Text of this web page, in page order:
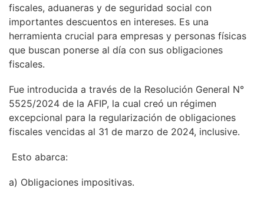
fiscales, aduaneras y de seguridad social con
importantes descuentos en intereses. Es una
herramienta crucial para empresas y personas físicas
que buscan ponerse al día con sus obligaciones
fiscales.
Fue introducida a través de la Resolución General N°
5525/2024 de la AFIP, la cual creó un régimen
excepcional para la regularización de obligaciones
fiscales vencidas al 31 de marzo de 2024, inclusive.
Esto abarca:
a) Obligaciones impositivas.